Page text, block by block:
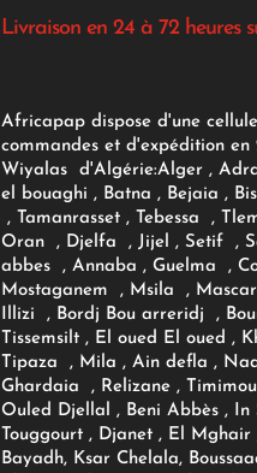
Livraison en 24 à 72 heures
Africapap dispose d'une
commandes et d'expédition en
Wiyalas d'Algérie:Alger ,
el bouaghi , Batna , Bejaia ,
, Tamanrasset , Tebessa ,
Oran , Djelfa , Jijel , Setif ,
abbes , Annaba , Guelma ,
Mostaganem , Msila ,
Illizi , Bordj Bou arreridj ,
Tissemsilt , El oued El oued ,
Tipaza , Mila , Ain defla ,
Ghardaia , Relizane ,
Ouled Djellal , Beni Abbès , In
Touggourt , Djanet , El
Bayadh, Ksar Chelala,